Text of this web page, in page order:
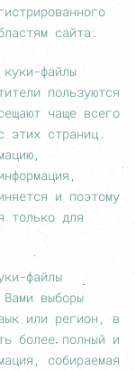
сайта.
файлы
пользуются
чаще всего
этих страниц.
и поэтому
только для
файлы
выборы
или регион, в
более полный и
собираемая